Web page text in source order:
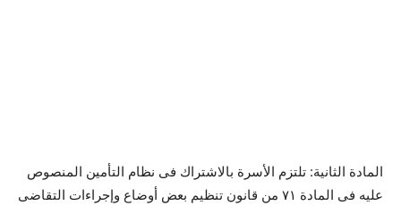
المادة الثانية: تلتزم الأسرة بالاشتراك فى نظام التأمين المنصوص
عليه فى المادة ٧١ من قانون تنظيم بعض أوضاع وإجراءات التقاضى